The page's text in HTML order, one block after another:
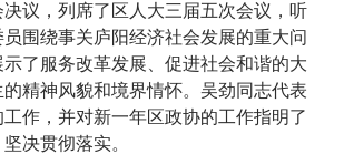
议，列席了区人大三届五次会议，听
围绕事关庐阳经济社会发展的重大问
了服务改革发展、促进社会和谐的大
精神风貌和境界情怀。吴劲同志代表
作，并对新一年区政协的工作指明了
决贯彻落实。